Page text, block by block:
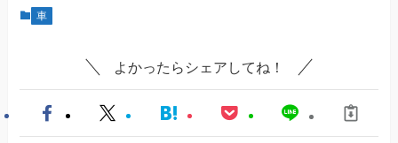
車
よかったらシェアしてね！